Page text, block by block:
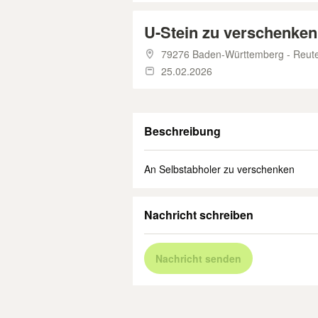
U-Stein zu verschenken
79276 Baden-Württemberg -
25.02.2026
Beschreibung
An Selbstabholer zu verschenken
Nachricht schreiben
Nachricht senden